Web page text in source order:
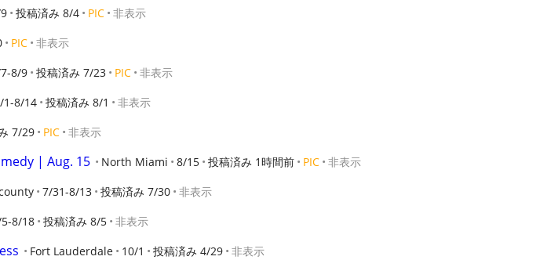
投稿済み 8/4 PIC 非表示
PIC 非表示
8/9 投稿済み 7/23 PIC 非表示
1-8/14 投稿済み 8/1 非表示
7/29 PIC 非表示
| Aug. 15 North Miami 8/15 投稿済み 1時間前 PIC 非表示
7/31-8/13 投稿済み 7/30 非表示
8/18 投稿済み 8/5 非表示
Fort Lauderdale 10/1 投稿済み 4/29 非表示